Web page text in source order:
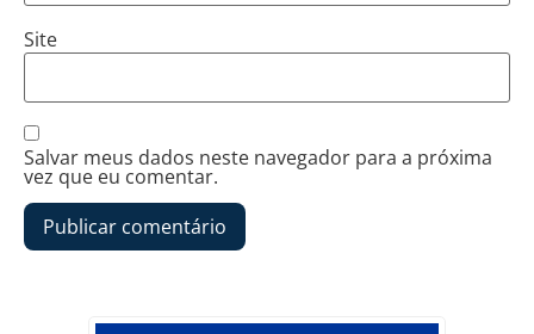
Site
Salvar meus dados neste navegador para a próxima
vez que eu comentar.